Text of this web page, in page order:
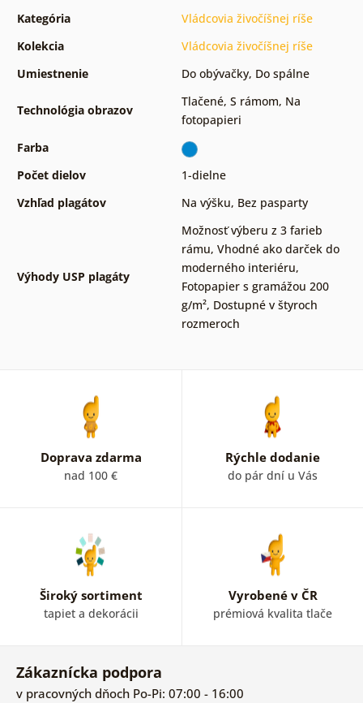
Kategória
Vládcovia živočíšnej ríše
Kolekcia
Vládcovia živočíšnej ríše
Umiestnenie
Do obývačky, Do spálne
Technológia obrazov
Tlačené, S rámom, Na
fotopapieri
Farba
Počet dielov
1-dielne
Vzhľad plagátov
Na výšku, Bez pasparty
Výhody USP plagáty
Možnosť výberu z 3 farieb
rámu, Vhodné ako darček do
moderného interiéru,
Fotopapier s gramážou 200
g/m², Dostupné v štyroch
rozmeroch
Doprava zdarma
nad 100 €
Rýchle dodanie
do pár dní u Vás
Široký sortiment
tapiet a dekorácii
Vyrobené v ČR
prémiová kvalita tlače
Zákaznícka podpora
v pracovných dňoch Po-Pi: 07:00 - 16:00